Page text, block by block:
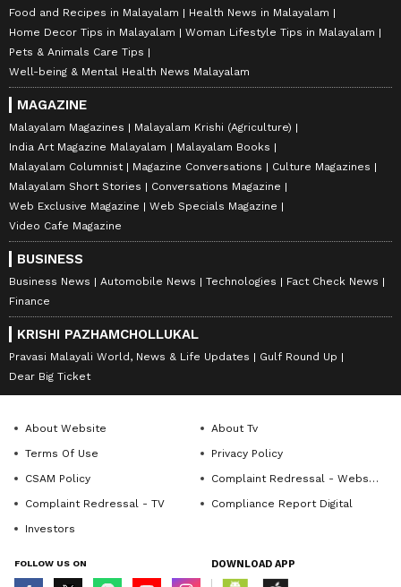
Food and Recipes in Malayalam
Health News in Malayalam
Home Decor Tips in Malayalam
Woman Lifestyle Tips in Malayalam
Pets & Animals Care Tips
Well-being & Mental Health News Malayalam
MAGAZINE
Malayalam Magazines
Malayalam Krishi (Agriculture)
India Art Magazine Malayalam
Malayalam Books
Malayalam Columnist
Magazine Conversations
Culture Magazines
Malayalam Short Stories
Conversations Magazine
Web Exclusive Magazine
Web Specials Magazine
Video Cafe Magazine
BUSINESS
Business News Automobile News Technologies
Fact Check News
Finance
KRISHI PAZHAMCHOLLUKAL
Pravasi Malayali World, News & Life Updates
Gulf Round Up
Dear Big Ticket
About Website
About Tv
Terms Of Use
Privacy Policy
CSAM Policy
Complaint Redressal - Website
Complaint Redressal - TV
Compliance Report Digital
Investors
FOLLOW US ON DOWNLOAD APP